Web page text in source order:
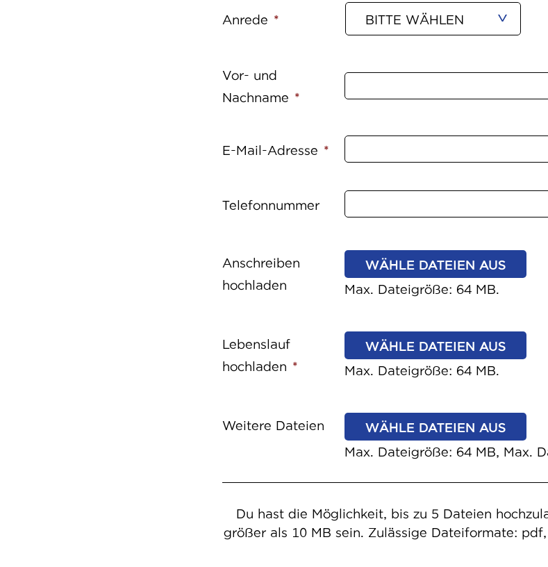
Anrede *
Vor- und
Nachname *
E-Mail-Adresse *
Telefonnummer
Anschreiben
hochladen
WÄHLE DATEIEN AUS
Max. Dateigröße: 64 MB.
Lebenslauf
hochladen *
WÄHLE DATEIEN AUS
Max. Dateigröße: 64 MB.
Weitere Dateien
WÄHLE DATEIEN AUS
Max. Dateigröße: 64 MB, Max.
Du hast die Möglichkeit, bis zu 5 Dateien
größer als 10 MB sein. Zulässige Dateiformate: